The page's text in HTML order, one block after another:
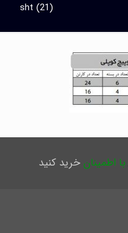
sht (21)
با اطمینانخرید کنید